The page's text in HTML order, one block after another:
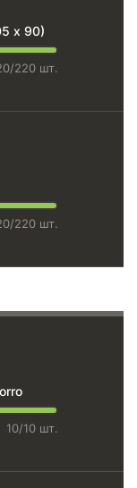
х 90)
220 шт.
220 шт.
10/10 шт.